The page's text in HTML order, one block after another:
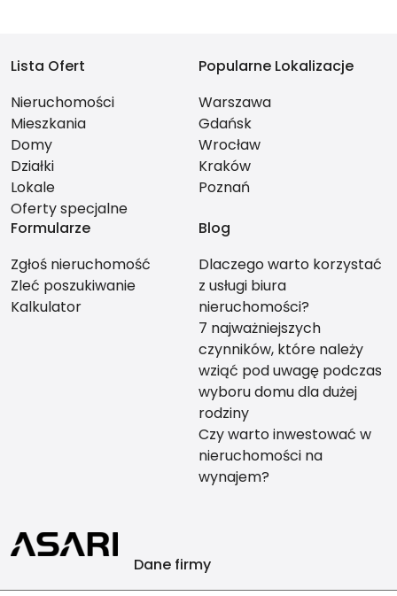
Lista Ofert
Nieruchomości
Mieszkania
Domy
Działki
Lokale
Oferty specjalne
Popularne Lokalizacje
Warszawa
Gdańsk
Wrocław
Kraków
Poznań
Formularze
Zgłoś nieruchomość
Zleć poszukiwanie
Kalkulator
Blog
Dlaczego warto korzystać
z usługi biura
nieruchomości?
7 najważniejszych
czynników, które należy
wziąć pod uwagę podczas
wyboru domu dla dużej
rodziny
Czy warto inwestować w
nieruchomości na
wynajem?
Dane firmy